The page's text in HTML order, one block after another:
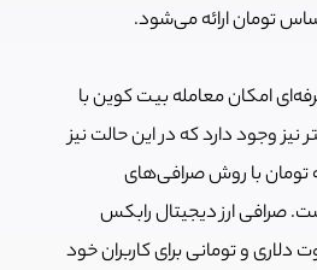
تومان ارائه می‌شود.
امکان معامله بیت کوین با
وجود دارد که در این حالت نیز
با روش صرافی‌های
صرافی ارز دیجیتال رابکس
و تومانی برای کاربران خود